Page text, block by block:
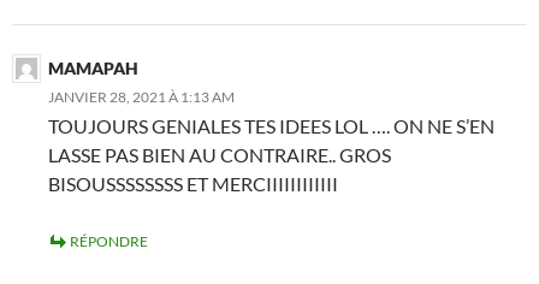
MAMAPAH
JANVIER 28, 2021 À 1:13 AM
TOUJOURS GENIALES TES IDEES LOL …. ON NE S’EN
LASSE PAS BIEN AU CONTRAIRE.. GROS
BISOUSSSSSSSS ET MERCIIIIIIIIIIII
RÉPONDRE